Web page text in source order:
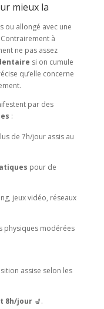
mieux la
ou allongé avec une
à
ne pas assez
si on cumule
qu’elle concerne
par des
:
de 7h/jour assis au
pour de
jeux vidéo, réseaux
physiques modérées
assise selon les
8h/jour💺.